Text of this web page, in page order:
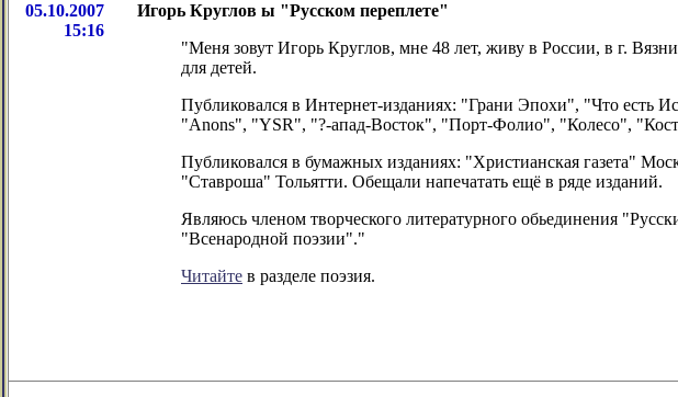
05.10.2007
15:16
Игорь Круглов ы "Русском переплете"
"Меня зовут Игорь Круглов, мне 48 лет, живу в России, в г.
для детей.
Публиковался в Интернет-изданиях: "Грани Эпохи", "Что
"Anons", "YSR", "?-апад-Восток", "Порт-Фолио", "Колесо",
Публиковался в бумажных изданиях: "Христианская газета"
"Ставроша" Тольятти. Обещали напечатать ещё в ряде изданий.
Являюсь членом творческого литературного обьединения
"Всенародной поэзии"."
Читайте в разделе поэзия.